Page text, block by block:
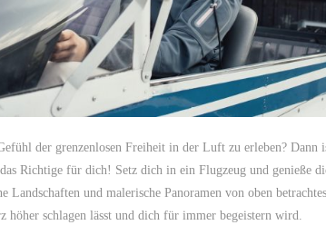
der grenzenlosen Freiheit in der Luft zu erleben? Dann
das Richtige für dich! Setz dich in ein Flugzeug und genieße
Landschaften und malerische Panoramen von oben
höher schlagen lässt und dich für immer begeistern wird.